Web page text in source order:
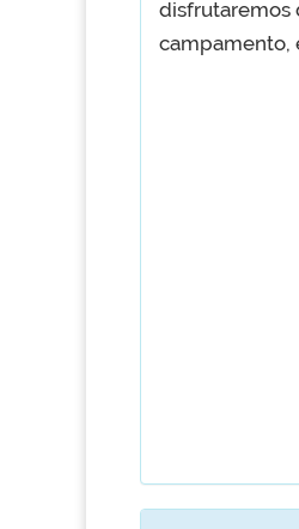
disfrutaremos
campamento,